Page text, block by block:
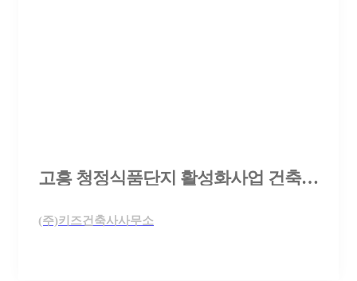
고흥 청정식품단지 활성화사업 건축설계공모
(주)키즈건축사사무소